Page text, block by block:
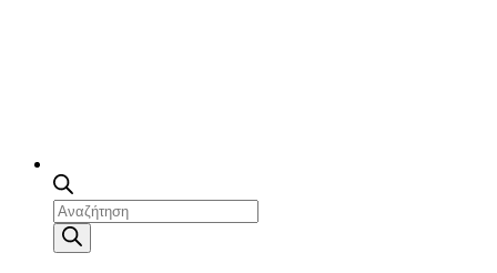
Αναζήτηση
προϊόντων